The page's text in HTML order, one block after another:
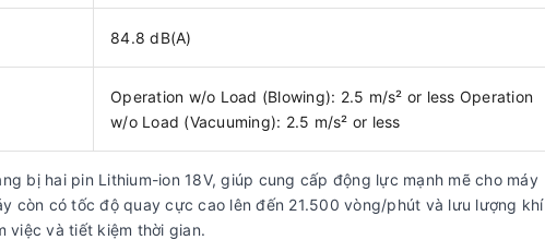
84.8 dB(A)
Operation w/o Load (Blowing): 2.5 m/s² or less Operation
w/o Load (Vacuuming): 2.5 m/s² or less
bị hai pin Lithium-ion 18V, giúp cung cấp động lực mạnh mẽ cho máy
còn có tốc độ quay cực cao lên đến 21.500 vòng/phút và lưu lượng khí
việc và tiết kiệm thời gian.